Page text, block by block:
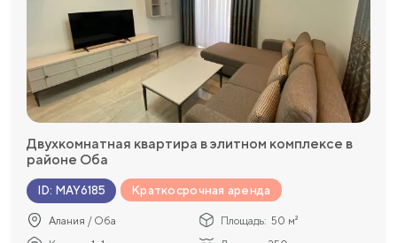
Двухкомнатная квартира в элитном комплексе в
районе Оба
ID: MAY6185 Краткосрочная аренда
Алания / Оба Площадь: 50 м²